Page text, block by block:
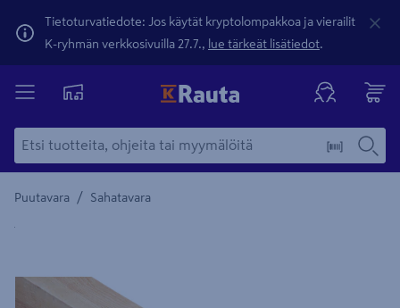
Tietoturvatiedote: Jos käytät kryptolompakkoa ja vierailit
K-ryhmän verkkosivuilla 27.7., lue tärkeät lisätiedot.
Puutavara / Sahatavara
Yksityiskohtainen kuvaus löytyy Tuotteen kuvaus -